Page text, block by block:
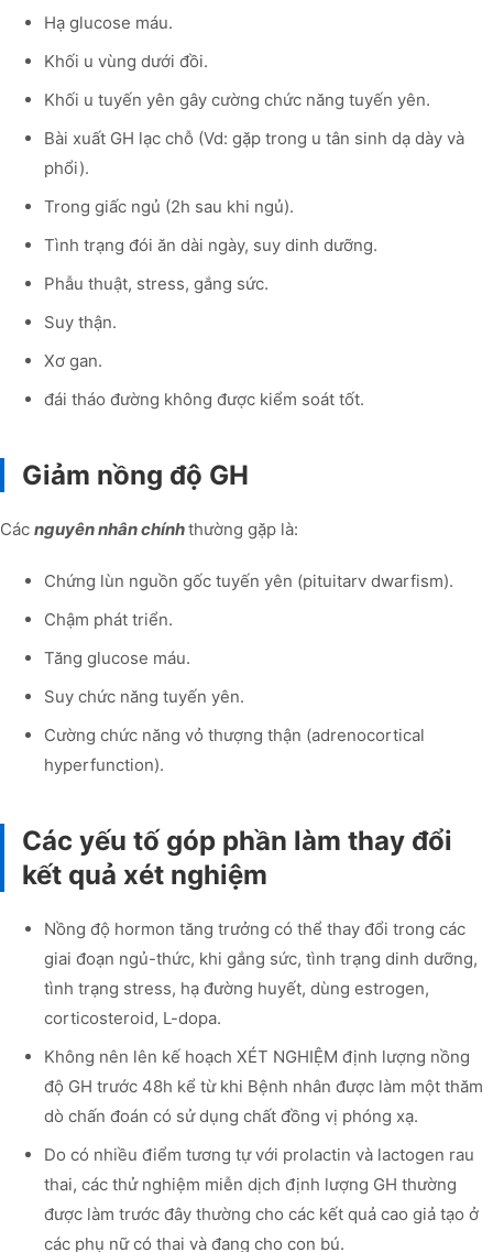
Hạ glucose máu.
Khối u vùng dưới đồi.
Khối u tuyến yên gây cường chức năng tuyến yên.
Bài xuất GH lạc chỗ (Vd: gặp trong u tân sinh dạ dày và
phổi).
Trong giấc ngủ (2h sau khi ngủ).
Tình trạng đói ăn dài ngày, suy dinh dưỡng.
Phẫu thuật, stress, gắng sức.
Suy thận.
Xơ gan.
đái tháo đường không được kiểm soát tốt.
Giảm nồng độ GH
Các nguyên nhân chínhthường gặp là:
Chứng lùn nguồn gốc tuyến yên (pituitarv dwarfism).
Chậm phát triển.
Tăng glucose máu.
Suy chức năng tuyến yên.
Cường chức năng vỏ thượng thận (adrenocortical
hyperfunction).
Các yếu tố góp phần làm thay đổi
kết quả xét nghiệm
Nồng độ hormon tăng trưởng có thể thay đổi trong các
giai đoạn ngủ-thức, khi gắng sức, tình trạng dinh dưỡng,
tình trạng stress, hạ đường huyết, dùng estrogen,
corticosteroid, L-dopa.
Không nên lên kế hoạch XÉT NGHIỆM định lượng nồng
độ GH trước 48h kể từ khi Bệnh nhân được làm một thăm
dò chấn đoán có sử dụng chất đồng vị phóng xạ.
Do có nhiều điểm tương tự với prolactin và lactogen rau
thai, các thử nghiệm miễn dịch định lượng GH thường
được làm trước đây thường cho các kết quả cao giả tạo ở
các phụ nữ có thai và đang cho con bú.